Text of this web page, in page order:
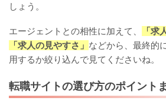
しょう。
エージェントとの相性に加えて、
「求
「求人の見やすさ」 などから、最終的
用するか絞り込んで見てくださいね。
転職サイトの選び方のポイント